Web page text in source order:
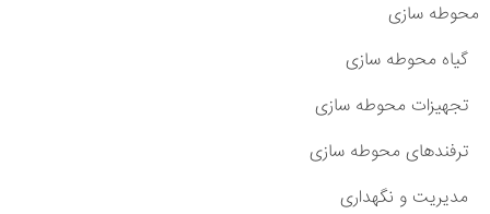
محوطه سازی
گیاه محوطه سازی
تجهیزات محوطه سازی
ترفندهای محوطه سازی
مدیریت و نگهداری